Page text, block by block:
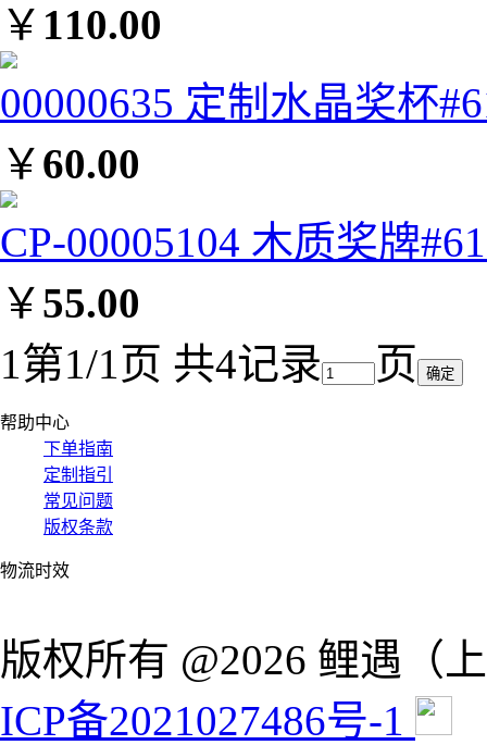
￥ 110.00
00000635 定制水晶奖杯
￥60.00
CP-00005104 木质奖牌
￥55.00
1第1/1页 共4记录 页
帮助中心
下单指南
定制指引
常见问题
版权条款
物流时效
版权所有 @2026 鲤遇（
ICP备2021027486号-1